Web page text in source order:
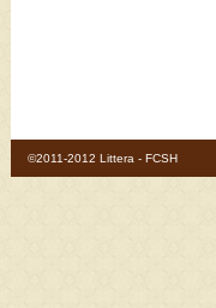
©2011-2012 Littera - FCSH